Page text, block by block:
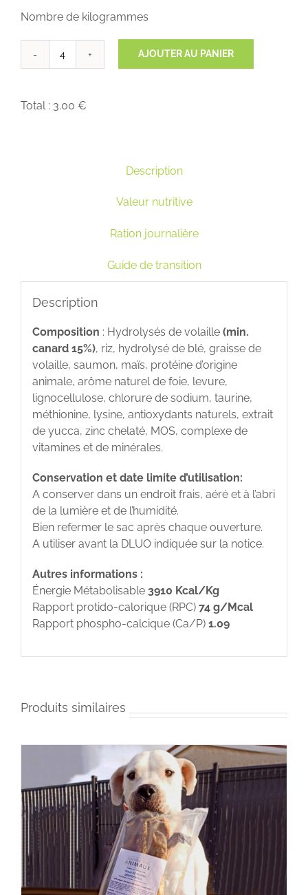
Nombre de kilogrammes
quantité
29/15-
AJOUTER AU PANIER
Total : 3.00 €
Description
Valeur nutritive
Ration journalière
Guide de transition
Description
Composition : Hydrolysés de volaille (min.
canard 15%), riz, hydrolysé de blé, graisse de
volaille, saumon, maïs, protéine d’origine
animale, arôme naturel de foie, levure,
lignocellulose, chlorure de sodium, taurine,
méthionine, lysine, antioxydants naturels, extrait
de yucca, zinc chelaté, MOS, complexe de
vitamines et de minérales.
Conservation et date limite d’utilisation:
A conserver dans un endroit frais, aéré et à l’abri
de la lumière et de l’humidité.
Bien refermer le sac après chaque ouverture.
A utiliser avant la DLUO indiquée sur la notice.
Autres informations :
Énergie Métabolisable 3910 Kcal/Kg
Rapport protido-calorique (RPC) 74 g/Mcal
Rapport phospho-calcique (Ca/P) 1.09
Produits similaires